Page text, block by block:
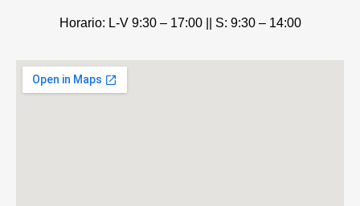
Horario: L-V 9:30 – 17:00 || S: 9:30 – 14:00